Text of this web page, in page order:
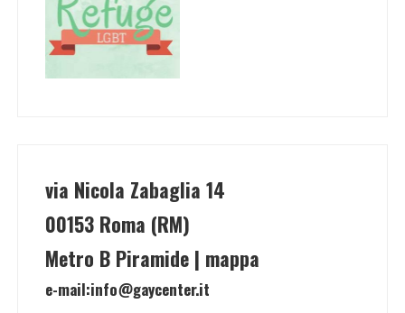
via Nicola Zabaglia 14
00153 Roma (RM)
Metro B Piramide | mappa
e-mail:info@gaycenter.it